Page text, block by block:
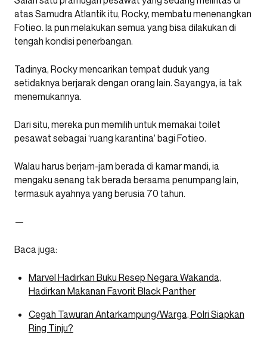
atas Samudra Atlantik itu, Rocky, membatu menenangkan
Fotieo. Ia pun melakukan semua yang bisa dilakukan di
tengah kondisi penerbangan.
Tadinya, Rocky mencarikan tempat duduk yang
setidaknya berjarak dengan orang lain. Sayangya, ia tak
menemukannya.
Dari situ, mereka pun memilih untuk memakai toilet
pesawat sebagai ‘ruang karantina’ bagi Fotieo.
Walau harus berjam-jam berada di kamar mandi, ia
mengaku senang tak berada bersama penumpang lain,
termasuk ayahnya yang berusia 70 tahun.
—
Baca juga:
Marvel Hadirkan Buku Resep Negara Wakanda,
Hadirkan Makanan Favorit Black Panther
Cegah Tawuran Antarkampung/Warga, Polri Siapkan
Ring Tinju?